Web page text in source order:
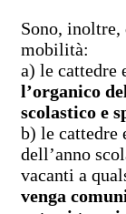
Sono,
mobilità:
a) le cattedre
l’organico
scolastico e
b) le cattedre
dell’anno
vacanti a
venga